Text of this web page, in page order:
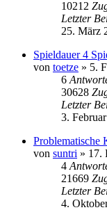
10212
Letzter
25. März
Spieldauer 4
von toetze » 5.
6
30628
Letzter
3.
Problematische
von suntri » 17.
4
21669
Letzter
4.